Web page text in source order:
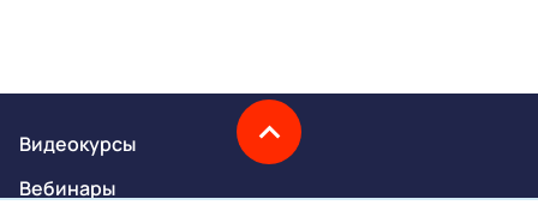
Видеокурсы
Вебинары